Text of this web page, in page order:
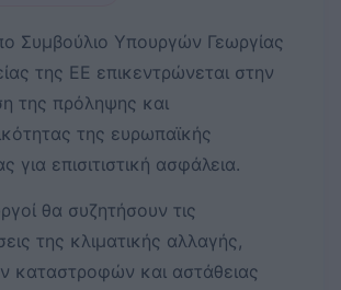
Συμβούλιο Υπουργών Γεωργίας
της ΕΕ επικεντρώνεται στην
της πρόληψης και
της ευρωπαϊκής
για επισιτιστική ασφάλεια.
θα συζητήσουν τις
της κλιματικής αλλαγής,
καταστροφών και αστάθειας